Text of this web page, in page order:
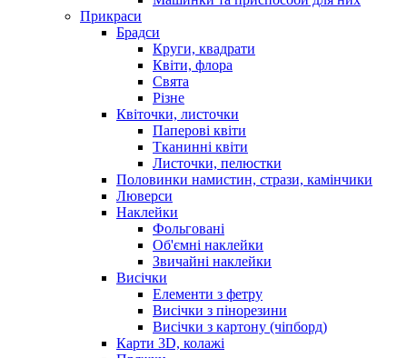
Прикраси
Брадси
Круги, квадрати
Квіти, флора
Свята
Різне
Квіточки, листочки
Паперові квіти
Тканинні квіти
Листочки, пелюстки
Половинки намистин, стрази, камінчики
Люверси
Наклейки
Фольговані
Об'ємні наклейки
Звичайні наклейки
Висічки
Елементи з фетру
Висічки з пінорезини
Висічки з картону (чіпборд)
Карти 3D, колажі